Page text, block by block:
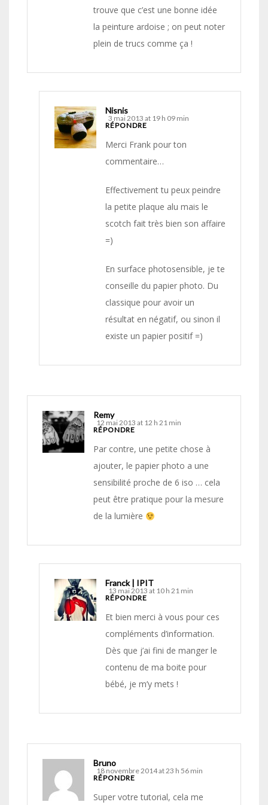
trouve que c’est une bonne idée
la peinture ardoise ; on peut noter
plein de trucs comme ça !
Nisnis
3 mai 2013 at 19 h 09 min
RÉPONDRE
Merci Frank pour ton
commentaire…
Effectivement tu peux peindre
la petite plaque alu mais le
scotch fait très bien son affaire
=)
En surface photosensible, je te
conseille du papier photo. Du
classique pour avoir un
résultat en négatif, ou sinon il
existe un papier positif =)
Remy
12 mai 2013 at 12 h 21 min
RÉPONDRE
Par contre, une petite chose à
ajouter, le papier photo a une
sensibilité proche de 6 iso … cela
peut être pratique pour la mesure
de la lumière
Franck | IPIT
13 mai 2013 at 10 h 21 min
RÉPONDRE
Et bien merci à vous pour ces
compléments d’information.
Dès que j’ai fini de manger le
contenu de ma boite pour
bébé, je m’y mets !
Bruno
18 novembre 2014 at 23 h 56 min
RÉPONDRE
Super votre tutorial, cela me